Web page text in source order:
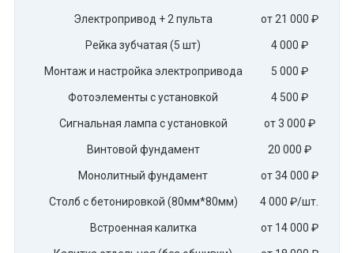
Электропривод + 2 пульта от 21 000 ₽
Рейка зубчатая (5 шт) 4 000 ₽
Монтаж и настройка электропривода 5 000 ₽
Фотоэлементы с установкой 4 500 ₽
Сигнальная лампа с установкой от 3 000 ₽
Винтовой фундамент 20 000 ₽
Монолитный фундамент от 34 000 ₽
Столб с бетонировкой (80мм*80мм) 4 000 ₽/шт.
Встроенная калитка от 14 000 ₽